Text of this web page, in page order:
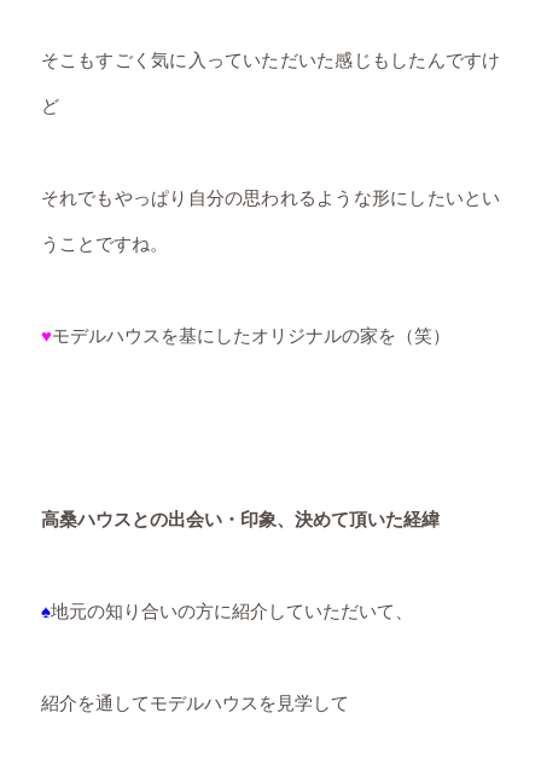
そこもすごく気に入っていただいた感じもしたんですけ
ど
それでもやっぱり自分の思われるような形にしたいとい
うことですね。
♥モデルハウスを基にしたオリジナルの家を（笑）
高桑ハウスとの出会い・印象、決めて頂いた経緯
♠地元の知り合いの方に紹介していただいて、
紹介を通してモデルハウスを見学して